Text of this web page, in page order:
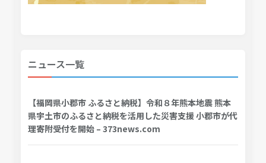
ニュース一覧
【福岡県小郡市 ふるさと納税】令和８年熊本地震 熊本
県宇土市のふるさと納税を活用した災害支援 小郡市が代
理寄附受付を開始 – 373news.com